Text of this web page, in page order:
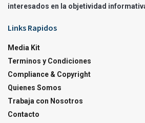
interesados en la objetividad
Links Rapidos
Media Kit
Terminos y Condiciones
Compliance & Copyright
Quienes Somos
Trabaja con Nosotros
Contacto